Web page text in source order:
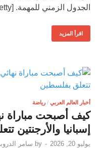
الجدول الزمني للمهمة. [Getty] أوغندا منحت …
اقرأ المزيد
أخبار العالم العربي / رياضة
كيف أصبحت مباراة
إسبانيا والأرجنتين
يوليو 20, 2026 -
by سامر